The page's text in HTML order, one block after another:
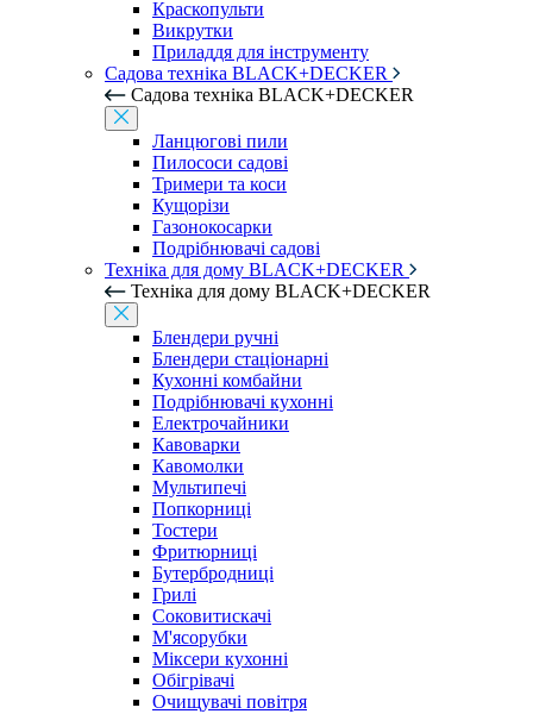
Краскопульти
Викрутки
Приладдя для інструменту
Садова техніка BLACK+DECKER
Садова техніка BLACK+DECKER
Ланцюгові пили
Пилососи садові
Тримери та коси
Кущорізи
Газонокосарки
Подрібнювачі садові
Техніка для дому BLACK+DECKER
Техніка для дому BLACK+DECKER
Блендери ручні
Блендери стаціонарні
Кухонні комбайни
Подрібнювачі кухонні
Електрочайники
Кавоварки
Кавомолки
Мультипечі
Попкорниці
Тостери
Фритюрниці
Бутербродниці
Грилі
Соковитискачі
М'ясорубки
Міксери кухонні
Обігрівачі
Очищувачі повітря